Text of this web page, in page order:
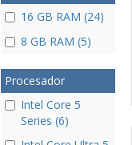
16 GB RAM (24)
8 GB RAM (5)
Procesador
Intel Core 5
Series (6)